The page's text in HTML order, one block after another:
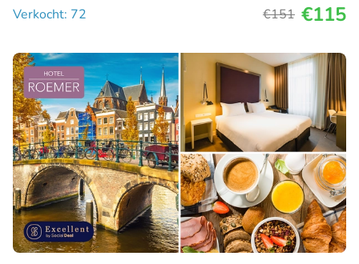
Verkocht: 72
€151 €115